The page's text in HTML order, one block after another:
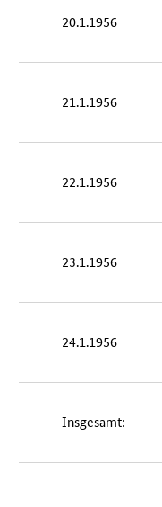
20.1.1956
21.1.1956
22.1.1956
23.1.1956
24.1.1956
Insgesamt: